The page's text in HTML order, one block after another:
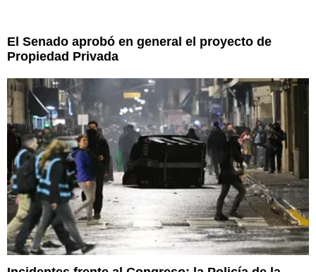
El Senado aprobó en general el proyecto de
Propiedad Privada